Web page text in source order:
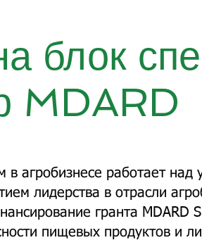
блок
MDARD
в агробизнесе работает
лидерства в отрасли
гранта MDARD
пищевых продуктов и